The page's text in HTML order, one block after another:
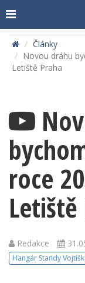
Články
Novou dráhu
Letiště Praha
roce
Letiště
Redakce
Hangár Standy